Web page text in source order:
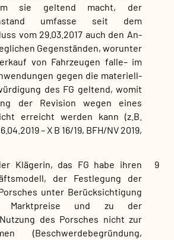
sie geltend macht, der
umfasse seit dem
vom 29.03.2017 auch den An-
Gegenständen, worunter
von Fahrzeugen falle– im
gegen die materiell-
des FG geltend, womit
der Revision wegen eines
erreicht werden kann (z.B.
– X B 16/19, BFH/NV 2019,
9
Klägerin, das FG habe ihren
der Festlegung der
unter Berücksichtigung
Marktpreise und zu der
des Porsches nicht zur
(Beschwerdebegründung,